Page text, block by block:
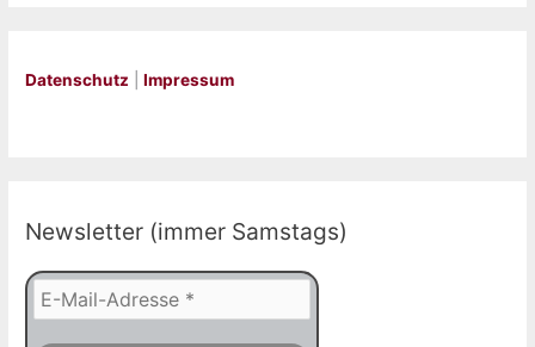
Datenschutz |Impressum
Newsletter (immer Samstags)